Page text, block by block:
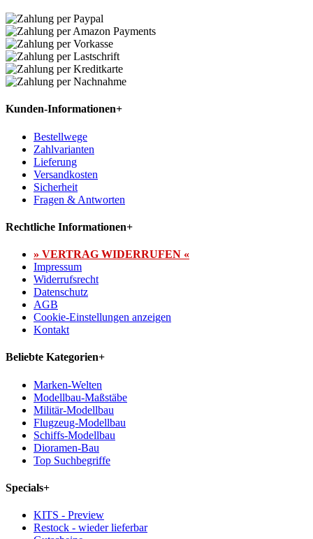
Kunden-Informationen+
Bestellwege
Zahlvarianten
Lieferung
Versandkosten
Sicherheit
Fragen & Antworten
Rechtliche Informationen+
» VERTRAG WIDERRUFEN «
Impressum
Widerrufsrecht
Datenschutz
AGB
Cookie-Einstellungen anzeigen
Kontakt
Beliebte Kategorien+
Marken-Welten
Modellbau-Maßstäbe
Militär-Modellbau
Flugzeug-Modellbau
Schiffs-Modellbau
Dioramen-Bau
Top Suchbegriffe
Specials+
KITS - Preview
Restock - wieder lieferbar